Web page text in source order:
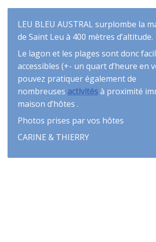
LEU BLEU AUSTRAL surplombe la
de Saint Leu à 400 mètres d’altitude.
Le lagon et les plages sont donc
accessibles (+- un quart d’heure en
pouvez pratiquer également de
nombreuses activitésà proximité
maison d’hôtes .
Photos prises par vos hôtes
CARINE & THIERRY